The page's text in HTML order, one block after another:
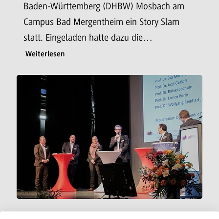
Baden-Württemberg (DHBW) Mosbach am
Campus Bad Mergentheim ein Story Slam
statt. Eingeladen hatte dazu die…
Weiterlesen